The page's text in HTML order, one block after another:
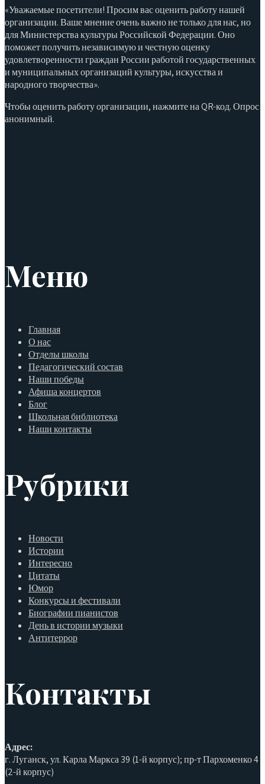
«Уважаемые посетители! Просим вас оценить работу нашей
организации. Ваше мнение очень важно не только для нас, но
для Министерства культуры Российской Федерации. Оно
поможет получить независимую и честную оценку
удовлетворенности граждан России работой государственных
и муниципальных организаций культуры, искусства и
народного творчества».
Чтобы оценить работу организации, нажмите на QR-код. Опрос
анонимный.
Меню
Главная
О нас
Отделы школы
Педагогический состав
Наши победы
Афиша концертов
Блог
Школьная библиотека
Наши контакты
Рубрики
Новости
Истории
Интересно
Цитаты
Юмор
Конкурсы и фестивали
Биографии пианистов
День в истории музыки
Антитеррор
Контакты
Адрес:
г. Луганск, ул. Карла Маркса 39 (1-й корпус); пр-т Пархоменко 4
(2-й корпус)